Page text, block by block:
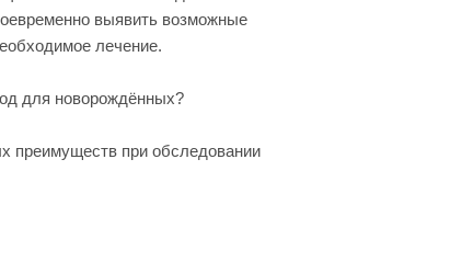
выявить возможные
лечение.
для новорождённых?
преимуществ при обследовании